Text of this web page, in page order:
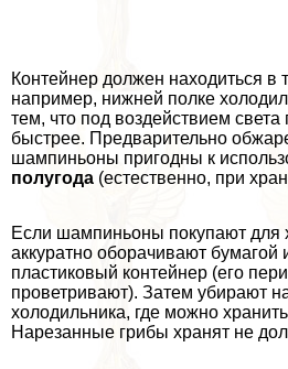
Контейнер должен находиться в
например, нижней полке
тем, что под воздействием света
быстрее. Предварительно
шампиньоны пригодны к
полугода (естественно, при
Если шампиньоны покупают для
аккуратно оборачивают бумагой
пластиковый контейнер (его
проветривают). Затем убирают
холодильника, где можно хранить
Нарезанные грибы хранят не